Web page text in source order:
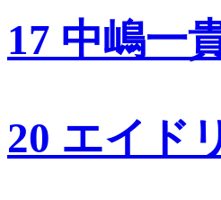
17 中嶋一
20 エイド